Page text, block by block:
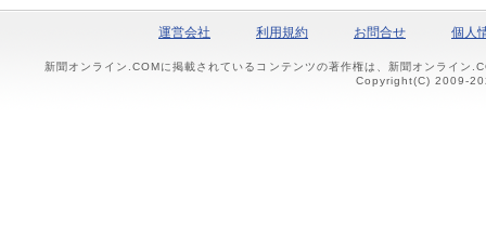
運営会社 利用規約 お問合せ 個人
新聞オンライン.COMに掲載されているコンテンツの著作権は、新聞オンライン
Copyright(C) 2009-